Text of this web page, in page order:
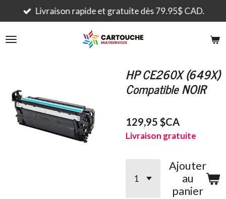
Passer
au
contenu
Livraison rapide et gratuite dès 79.95$ CAD.
HP CE260X (649X)
Compatible NOIR
129,95 $CA
Livraison gratuite
Ajouter
au
panier